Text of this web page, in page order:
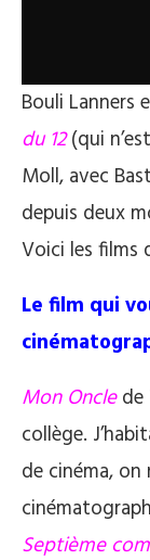
Bouli Lanners
du 12(qui
Moll, avec
depuis deux
Voici les films
Le film qui
Mon Onclede
collège.
de cinéma,
Septième